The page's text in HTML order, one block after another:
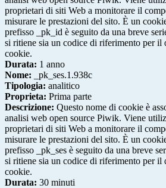
proprietari di siti Web a monitorare il
misurare le prestazioni del sito. È un
prefisso _pk_id è seguito da una breve
si ritiene sia un codice di riferimento per il
cookie.
Durata: 1 anno
Nome: _pk_ses.1.938c
Tipologia: analitico
Proprieta: Prima parte
Descrizione: Questo nome di cookie è
analisi web open source Piwik. Viene
proprietari di siti Web a monitorare il
misurare le prestazioni del sito. È un
prefisso _pk_ses è seguito da una breve
si ritiene sia un codice di riferimento per il
cookie.
Durata: 30 minuti